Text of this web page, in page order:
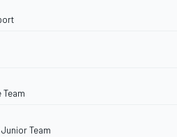
Team
Junior Team